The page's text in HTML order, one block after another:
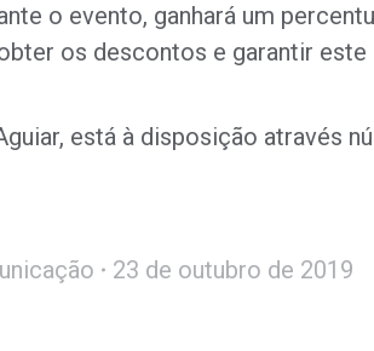
o evento, ganhará um
os descontos e garantir
está à disposição através
23 de outubro de 2019